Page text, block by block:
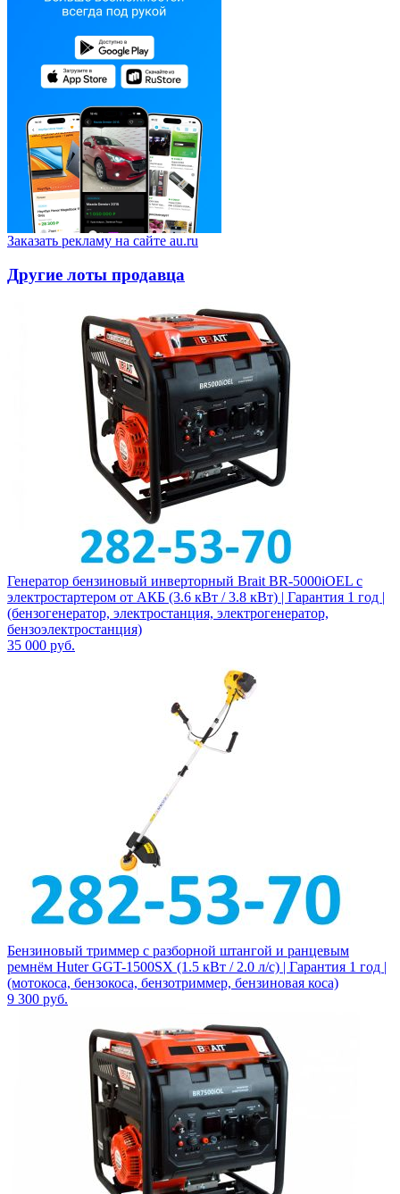
Заказать рекламу на сайте au.ru
Другие лоты продавца
Генератор бензиновый инверторный Brait BR-5000iOEL с
электростартером от АКБ (3.6 кВт / 3.8 кВт) | Гарантия 1 год |
(бензогенератор, электростанция, электрогенератор,
бензоэлектростанция)
35 000 руб.
Бензиновый триммер с разборной штангой и ранцевым
ремнём Huter GGT-1500SX (1.5 кВт / 2.0 л/с) | Гарантия 1 год |
(мотокоса, бензокоса, бензотриммер, бензиновая коса)
9 300 руб.